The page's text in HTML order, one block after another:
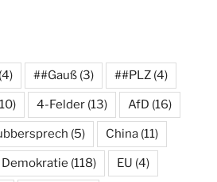
(4) ##Gauß (3) ##PLZ (4)
4-Felder (13) AfD (16)
(5) China (11)
Demokratie (118) EU (4)